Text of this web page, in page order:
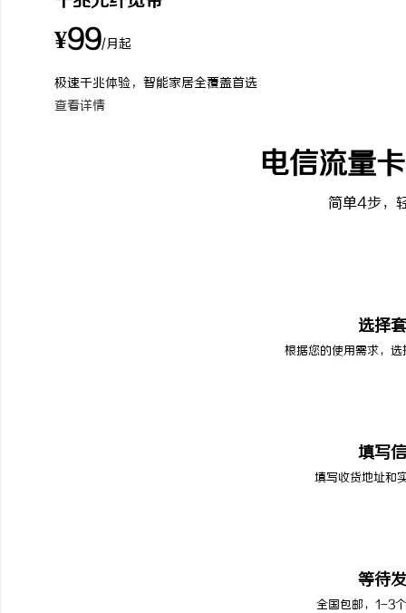
¥99/月起
极速千兆体验，智能家居全覆盖首选
查看详情
电信流量
简单4步，
选择
根据您的使用需求，
填写
填写收货地址和
等待
全国包邮，1-3